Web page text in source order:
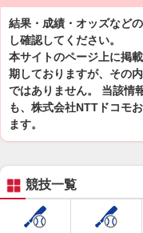
結果・成績・オッズなど
し確認してください。
本サイトのページ上に掲
期しておりますが、その
ではありません。 当該情
も、株式会社NTTドコモ
ます。
競技一覧